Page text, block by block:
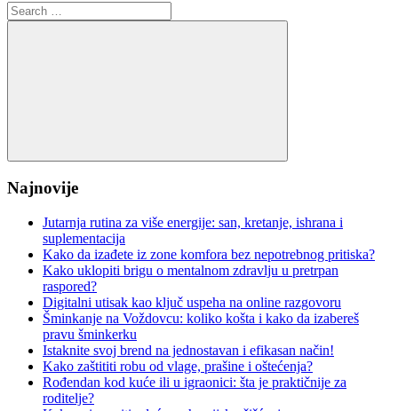
Search
for:
Search
Najnovije
Jutarnja rutina za više energije: san, kretanje, ishrana i
suplementacija
Kako da izađete iz zone komfora bez nepotrebnog pritiska?
Kako uklopiti brigu o mentalnom zdravlju u pretrpan
raspored?
Digitalni utisak kao ključ uspeha na online razgovoru
Šminkanje na Voždovcu: koliko košta i kako da izabereš
pravu šminkerku
Istaknite svoj brend na jednostavan i efikasan način!
Kako zaštititi robu od vlage, prašine i oštećenja?
Rođendan kod kuće ili u igraonici: šta je praktičnije za
roditelje?